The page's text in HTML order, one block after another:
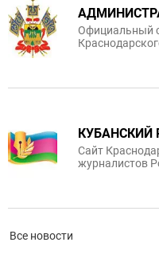
Официальный
КУБАНСКИЙ
Сайт
журналистов
Все новости